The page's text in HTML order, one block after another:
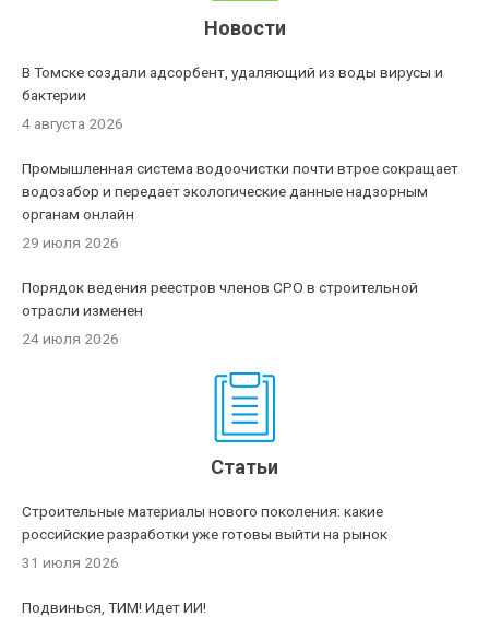
Новости
В Томске создали адсорбент, удаляющий из воды вирусы и
бактерии
4 августа 2026
Промышленная система водоочистки почти втрое сокращает
водозабор и передает экологические данные надзорным
органам онлайн
29 июля 2026
Порядок ведения реестров членов СРО в строительной
отрасли изменен
24 июля 2026
Статьи
Строительные материалы нового поколения: какие
российские разработки уже готовы выйти на рынок
31 июля 2026
Подвинься, ТИМ! Идет ИИ!